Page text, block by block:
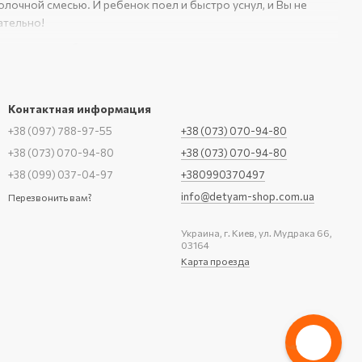
смесью. И ребенок поел и быстро уснул, и Вы не
пенопласт, обшитый специальной тканью, с эффектом
несколько бутылочек. Мы рекомендуем приобрести два
Так удобнее, проверено временем. Какой-то из них,
рассчитан использовать в домашних условиях.
термосумки или термосы для длительной эксплуатации, а
позвонив по указанным в разделе контакты,
до родов. Это Вам посоветует любой менеджер который
забывают подготовить какие-то мелочи заранее.
Контактная информация
+38 (097) 788-97-55
+38 (073) 070-94-80
+38 (099) 037-04-97
Перезвонить вам?
+38 (073) 070-94-80
+38 (073) 070-94-80
+380990370497
info@detyam-shop.com.ua
Украина, г. Киев, ул. Мудрака 66,
03164
Карта проезда